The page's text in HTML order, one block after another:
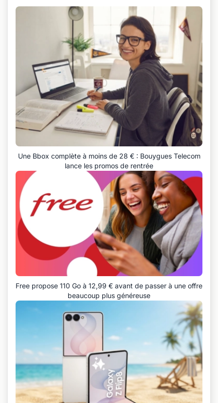
Une Bbox complète à moins de 28 € : Bouygues Telecom
lance les promos de rentrée
Free propose 110 Go à 12,99 € avant de passer à une offre
beaucoup plus généreuse